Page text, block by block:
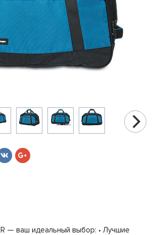
— ваш идеальный выбор: • Лучшие